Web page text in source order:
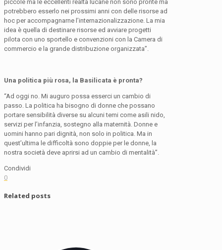
piccole ma le eccellenti realtà lucane non sono pronte ma
potrebbero esserlo nei prossimi anni con delle risorse ad
hoc per accompagnarne l’internazionalizzazione. La mia
idea è quella di destinare risorse ed avviare progetti
pilota con uno sportello e convenzioni con la Camera di
commercio e la grande distribuzione organizzata”.
Una politica più rosa, la Basilicata è pronta?
“Ad oggi no. Mi auguro possa esserci un cambio di
passo. La politica ha bisogno di donne che possano
portare sensibilità diverse su alcuni temi come asili nido,
servizi per l’infanzia, sostegno alla maternità. Donne e
uomini hanno pari dignità, non solo in politica. Ma in
quest’ultima le difficoltà sono doppie per le donne, la
nostra società deve aprirsi ad un cambio di mentalità”.
Condividi
0
Related posts